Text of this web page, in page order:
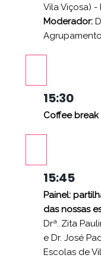
Vila Viçosa) -
Moderador:
15:30
Coffee break
15:45
Painel:
das nossas
Drª. Zita
e Dr. José
Escolas de